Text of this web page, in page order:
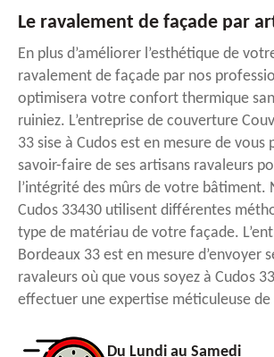
Le ravalement de façade par
En plus d’améliorer l’esthétique de
ravalement de façade par nos
optimisera votre confort thermique
ruiniez. L’entreprise de couverture
33 sise à Cudos est en mesure de vous
savoir-faire de ses artisans ravaleurs
l’intégrité des mûrs de votre bâtiment.
Cudos 33430 utilisent différentes
type de matériau de votre façade.
Bordeaux 33 est en mesure d’envoyer
ravaleurs où que vous soyez à Cudos
effectuer une expertise méticuleuse
Du Lundi au Samedi